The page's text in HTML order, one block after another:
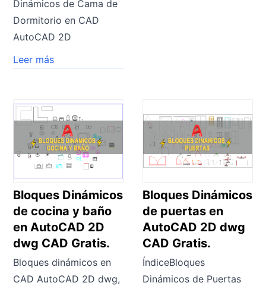
Dinámicos de Cama de
Dormitorio en CAD
AutoCAD 2D
Leer más
Bloques Dinámicos
de cocina y baño
en AutoCAD 2D
dwg CAD Gratis.
Bloques dinámicos en
CAD AutoCAD 2D dwg,
Bloques Dinámicos
de puertas en
AutoCAD 2D dwg
CAD Gratis.
ÍndiceBloques
Dinámicos de Puertas